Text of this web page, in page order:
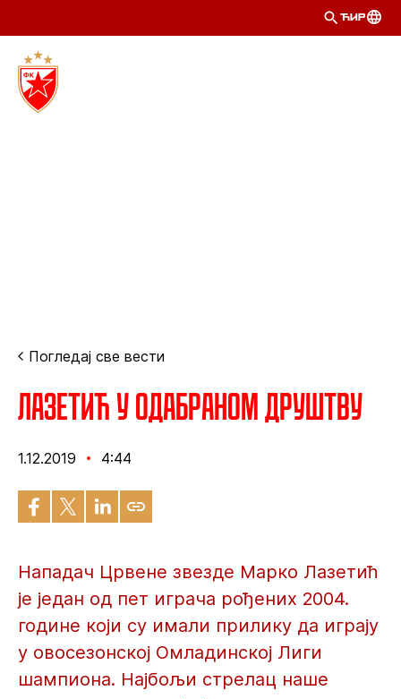
ЋИР
Погледај све вести
Лазетић у одабраном друштву
1.12.2019 4:44
Нападач Црвене звезде Марко Лазетић
је један од пет играча рођених 2004.
године који су имали прилику да играју
у овосезонској Омладинској Лиги
шампиона. Најбољи стрелац наше